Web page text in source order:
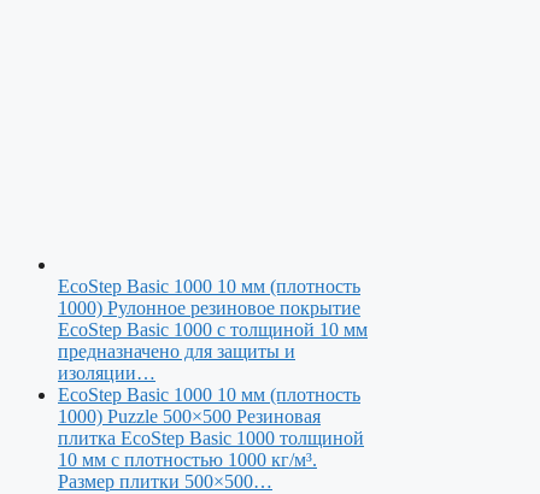
EcoStep Basic 1000 10 мм (плотность
1000) Рулонное резиновое покрытие
EcoStep Basic 1000 с толщиной 10 мм
предназначено для защиты и
изоляции…
EcoStep Basic 1000 10 мм (плотность
1000) Puzzle 500×500 Резиновая
плитка EcoStep Basic 1000 толщиной
10 мм с плотностью 1000 кг/м³.
Размер плитки 500×500…